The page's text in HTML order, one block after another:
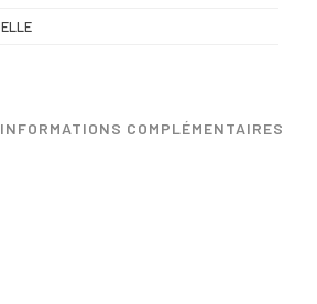
INFORMATIONS COMPLÉMENTAIRES